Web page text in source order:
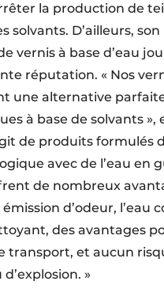
la production de
solvants. D’ailleurs, son
vernis à base d’eau
réputation. « Nos
une alternative
à base de solvants »,
de produits formulés
avec de l’eau en
de nombreux
d’odeur, l’eau
des avantages
transport, et aucun
»